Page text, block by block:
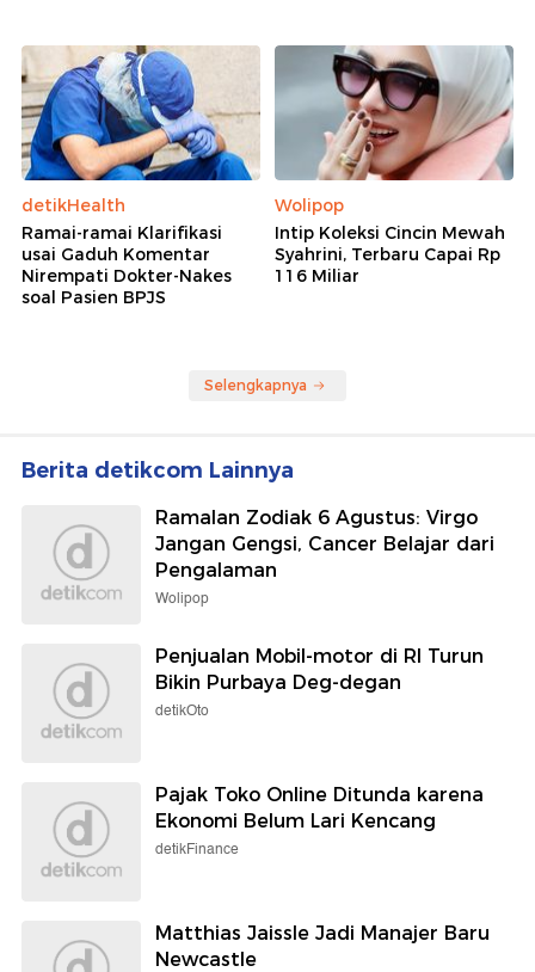
detikHealth
Ramai-ramai Klarifikasi
usai Gaduh Komentar
Nirempati Dokter-Nakes
soal Pasien BPJS
Wolipop
Intip Koleksi Cincin Mewah
Syahrini, Terbaru Capai Rp
116 Miliar
Selengkapnya
Berita detikcom Lainnya
Ramalan Zodiak 6 Agustus: Virgo
Jangan Gengsi, Cancer Belajar dari
Pengalaman
Wolipop
Penjualan Mobil-motor di RI Turun
Bikin Purbaya Deg-degan
detikOto
Pajak Toko Online Ditunda karena
Ekonomi Belum Lari Kencang
detikFinance
Matthias Jaissle Jadi Manajer Baru
Newcastle